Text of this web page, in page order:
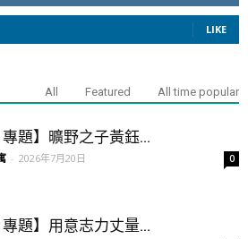
LIKE
All Featured All time popular
專題】曠野之子黃鈺...
- 2026年7月20日 0
專題】用意志力丈量...